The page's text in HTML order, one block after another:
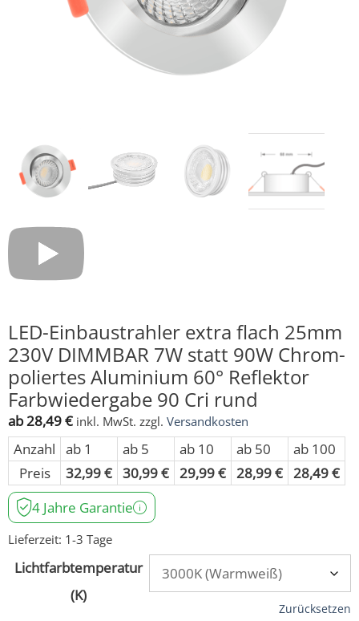
LED-Einbaustrahler extra flach 25mm
230V DIMMBAR 7W statt 90W Chrom-
poliertes Aluminium 60° Reflektor
Farbwiedergabe 90 Cri rund
ab28,49€ inkl. MwSt. zzgl. Versandkosten
Anzahl ab 1 ab 5 ab 10 ab 50
ab 100
Preis
32,99€ 30,99€ 29,99€ 28,99€ 28,49€
4 Jahre Garantie
Lieferzeit: 1-3 Tage
Lichtfarbtemperatur
(K)
Zurücksetzen